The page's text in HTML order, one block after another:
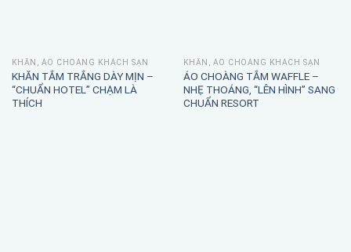
KHĂN, ÁO CHOÀNG KHÁCH SẠN
KHĂN TẮM TRẮNG DÀY MỊN –
“CHUẨN HOTEL” CHẠM LÀ
THÍCH
KHĂN, ÁO CHOÀNG KHÁCH SẠN
ÁO CHOÀNG TẮM WAFFLE –
NHẸ THOÁNG, “LÊN HÌNH” SANG
CHUẨN RESORT